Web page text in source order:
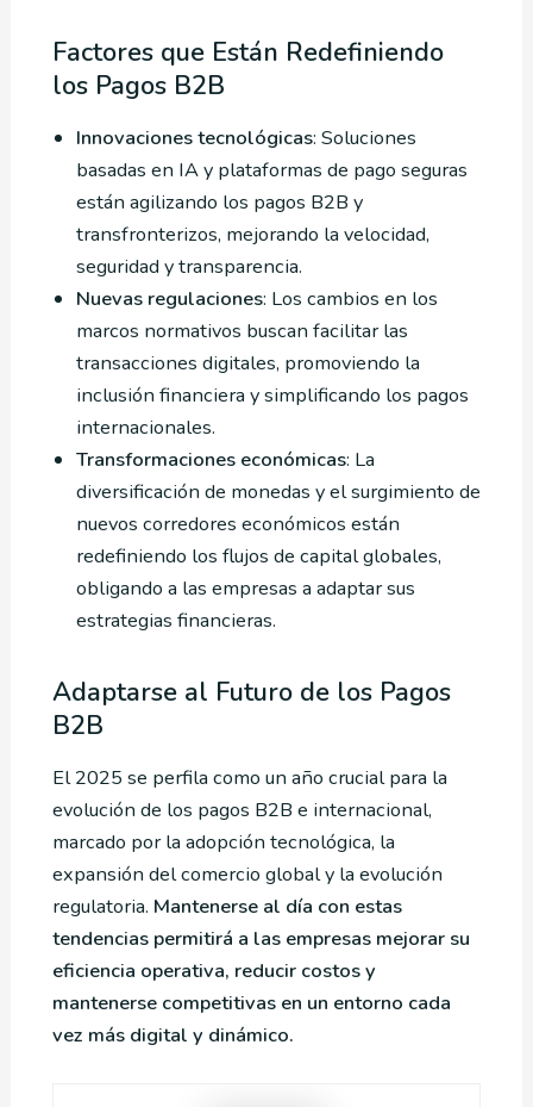
Factores que Están Redefiniendo
los Pagos B2B
Innovaciones tecnológicas: Soluciones
basadas en IA y plataformas de pago seguras
están agilizando los pagos B2B y
transfronterizos, mejorando la velocidad,
seguridad y transparencia.
Nuevas regulaciones: Los cambios en los
marcos normativos buscan facilitar las
transacciones digitales, promoviendo la
inclusión financiera y simplificando los pagos
internacionales.
Transformaciones económicas: La
diversificación de monedas y el surgimiento de
nuevos corredores económicos están
redefiniendo los flujos de capital globales,
obligando a las empresas a adaptar sus
estrategias financieras.
Adaptarse al Futuro de los Pagos
B2B
El 2025 se perfila como un año crucial para la
evolución de los pagos B2B e internacional,
marcado por la adopción tecnológica, la
expansión del comercio global y la evolución
regulatoria. Mantenerse al día con estas
tendencias permitirá a las empresas mejorar su
eficiencia operativa, reducir costos y
mantenerse competitivas en un entorno cada
vez más digital y dinámico.